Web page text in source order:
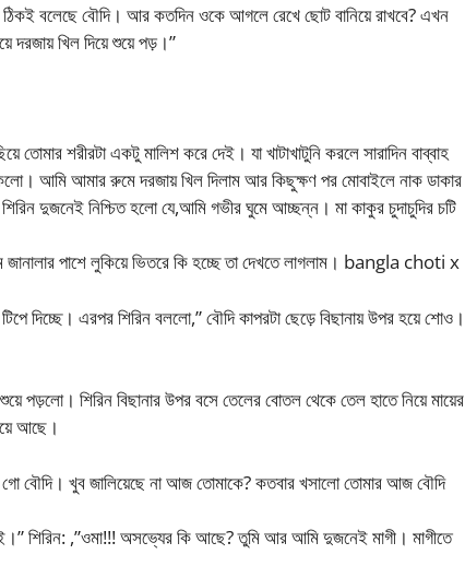
ঠিকই বলেছে বৌদি। আর কতদিন ওকে আগলে রেখে ছোট বানিয়ে রাখবে? এখন
দরজায় খিল দিয়ে শুয়ে পড়।”
শরীরটা একটু মালিশ করে দেই। যা খাটাখাটুনি করলে সারাদিন বাব্বাহ
আমি আমার রুমে দরজায় খিল দিলাম আর কিছুক্ষণ পর মোবাইলে নাক ডাকার
দুজনেই নিশ্চিত হলো যে,আমি গভীর ঘুমে আচ্ছন্ন। মা কাকুর চুদাচুদির চটি
পাশে লুকিয়ে ভিতরে কি হচ্ছে তা দেখতে লাগলাম। bangla choti x
দিচ্ছে। এরপর শিরিন বললো,” বৌদি কাপরটা ছেড়ে বিছানায় উপর হয়ে শোও।
পড়লো। শিরিন বিছানার উপর বসে তেলের বোতল থেকে তেল হাতে নিয়ে মায়ের
আছে।
গো বৌদি। খুব জালিয়েছে না আজ তোমাকে? কতবার খসালো তোমার আজ বৌদি
শিরিন: ,”ওমা!!! অসভ্যের কি আছে? তুমি আর আমি দুজনেই মাগী। মাগীতে